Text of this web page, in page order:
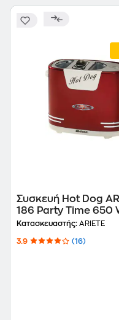
Συσκευή Hot Dog
186 Party Time 650
Κόκκινο
Κατασκευαστής: ARIETE
3.9 (16)